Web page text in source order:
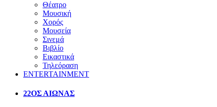
Θέατρο
Μουσική
Χορός
Μουσεία
Σινεμά
Βιβλίο
Εικαστικά
Τηλεόραση
ENTERTAINMENT
22ΟΣ ΑΙΩΝΑΣ